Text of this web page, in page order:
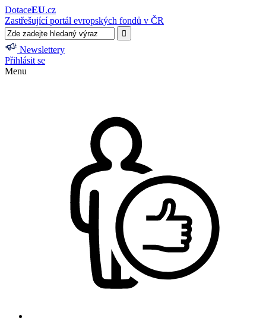
DotaceEU.cz
Zastřešující portál evropských fondů v ČR
Newslettery
Přihlásit se
Menu